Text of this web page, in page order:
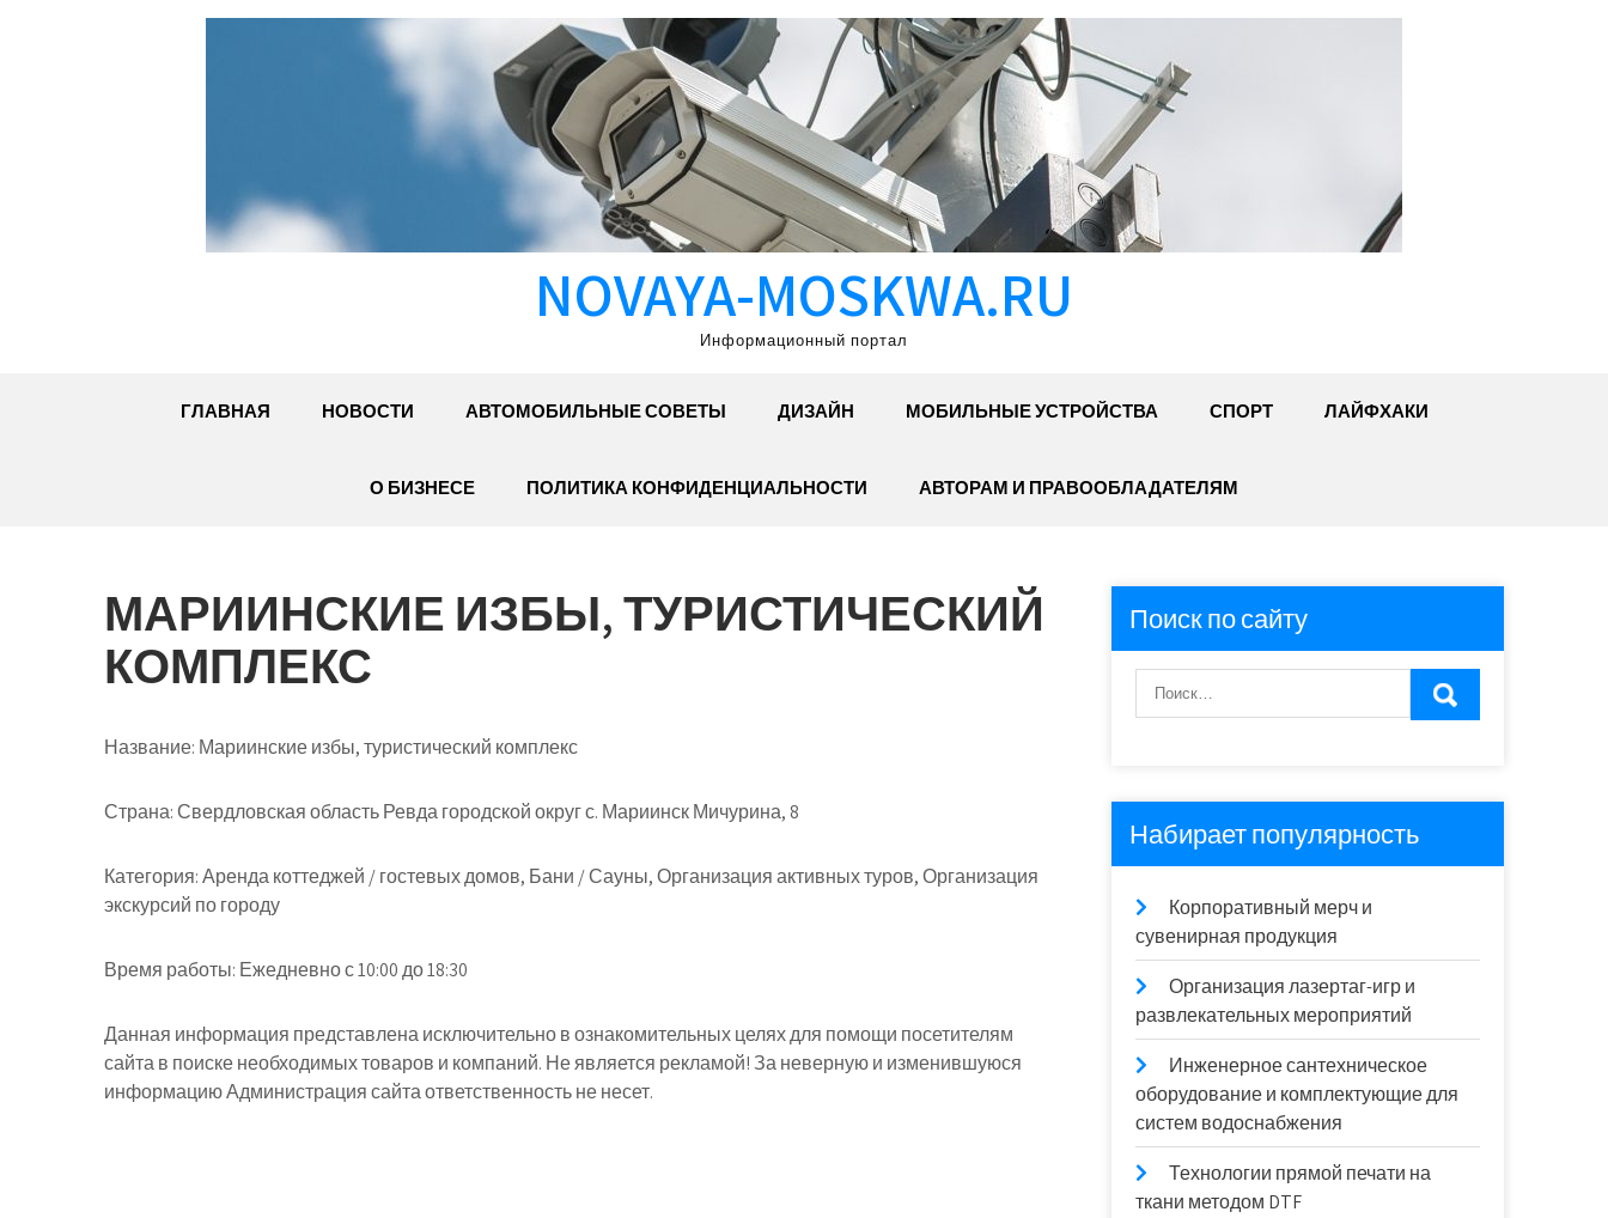
NOVAYA-MOSKWA.RU
Информационный портал
ГЛАВНАЯ НОВОСТИ АВТОМОБИЛЬНЫЕ СОВЕТЫ ДИЗАЙН МОБИЛЬНЫЕ УСТРОЙСТВА СПОРТ ЛАЙФХАКИ
О БИЗНЕСЕ ПОЛИТИКА КОНФИДЕНЦИАЛЬНОСТИ АВТОРАМ И ПРАВООБЛАДАТЕЛЯМ
МАРИИНСКИЕ ИЗБЫ, ТУРИСТИЧЕСКИЙ
КОМПЛЕКС
Название: Мариинские избы, туристический комплекс
Страна:Свердловская область Ревда городской округ с. Мариинск Мичурина, 8
Категория:Аренда коттеджей / гостевых домов, Бани / Сауны, Организация активных туров, Организация
экскурсий по городу
Время работы: Ежедневно с 10:00 до 18:30
Данная информация представлена исключительно в ознакомительных целях для помощи посетителям
сайта в поиске необходимых товаров и компаний. Не является рекламой! За неверную и изменившуюся
информацию Администрация сайта ответственность не несет.
Поиск по сайту
Набирает популярность
Корпоративный мерч и
сувенирная продукция
Организация лазертаг-игр и
развлекательных мероприятий
Инженерное сантехническое
оборудование и комплектующие для
систем водоснабжения
Технологии прямой печати на
ткани методом DTF